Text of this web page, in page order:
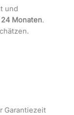
und
Monaten.
Garantiezeit